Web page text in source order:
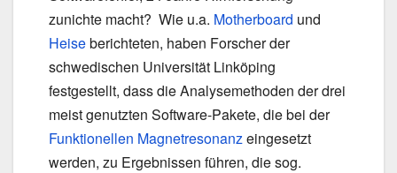
zunichte macht? Wie u.a. Motherboard und
Heiseberichteten, haben Forscher der
schwedischen Universität Linköping
festgestellt, dass die Analysemethoden der drei
meist genutzten Software-Pakete, die bei der
Funktionellen Magnetresonanzeingesetzt
werden, zu Ergebnissen führen, die sog.